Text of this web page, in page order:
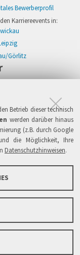
Betrieb dieser technisch
werden darüber hinaus
(z.B. durch Google
die Möglichkeit, Ihre
Datenschutzhinweisen.
Bewerberprofil
Karriereevents in:
Görlitz
Karriereevents in:
Leipzig
Görlitz
PresseBarrierefreiheit
vorbehalten.